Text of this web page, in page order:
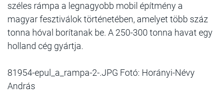
széles rámpa a legnagyobb mobil építmény a
magyar fesztiválok történetében, amelyet több száz
tonna hóval borítanak be. A 250-300 tonna havat egy
holland cég gyártja.
81954-epul_a_rampa-2-.JPG Fotó: Horányi-Névy
András